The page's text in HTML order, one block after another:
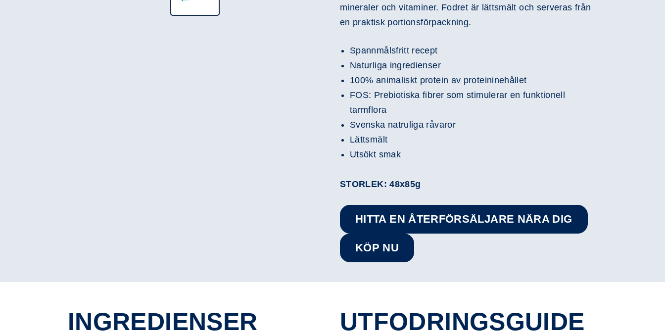
mineraler och vitaminer. Fodret är lättsmält och serveras från
en praktisk portionsförpackning.
Spannmålsfritt recept
Naturliga ingredienser
100% animaliskt protein av proteininehållet
FOS: Prebiotiska fibrer som stimulerar en funktionell
tarmflora
Svenska natruliga råvaror
Lättsmält
Utsökt smak
STORLEK: 48x85g
HITTA EN ÅTERFÖRSÄLJARE NÄRA DIG
KÖP NU
INGREDIENSER UTFODRINGSGUIDE